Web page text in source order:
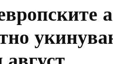
август